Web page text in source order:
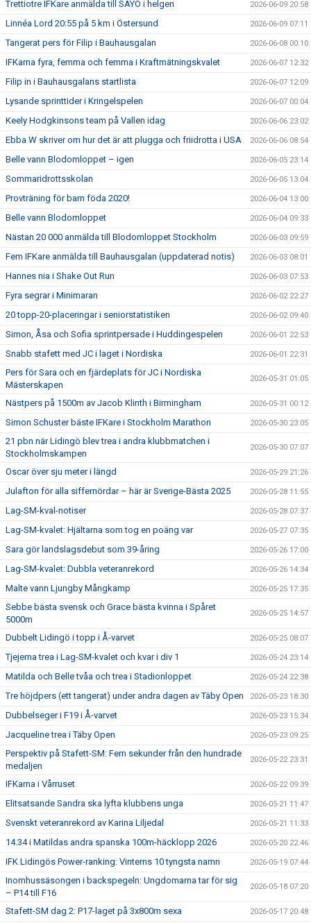
Trettiotre IFKare anmälda till SAYO i helgen 2026-06-09 20:58
Linnéa Lord 20:55 på 5 km i Östersund 2026-06-09 07:11
Tangerat pers för Filip i Bauhausgalan 2026-06-08 00:10
IFKarna fyra, femma och femma i Kraftmätningskvalet 2026-06-07 12:32
Filip in i Bauhausgalans startlista 2026-06-07 12:09
Lysande sprinttider i Kringelspelen 2026-06-07 00:04
Keely Hodgkinsons team på Vallen idag 2026-06-06 23:02
Ebba W skriver om hur det är att plugga och friidrotta i USA 2026-06-06 08:54
Belle vann Blodomloppet – igen 2026-06-05 23:14
Sommaridrottsskolan 2026-06-05 13:04
Provträning för barn föda 2020! 2026-06-04 13:00
Belle vann Blodomloppet 2026-06-04 09:33
Nästan 20 000 anmälda till Blodomloppet Stockholm 2026-06-03 09:59
Fem IFKare anmälda till Bauhausgalan (uppdaterad notis) 2026-06-03 08:01
Hannes nia i Shake Out Run 2026-06-03 07:53
Fyra segrar i Minimaran 2026-06-02 22:27
20 topp-20-placeringar i seniorstatistiken 2026-06-02 09:40
Simon, Åsa och Sofia sprintpersade i Huddingespelen 2026-06-01 22:53
Snabb stafett med JC i laget i Nordiska 2026-06-01 22:31
Pers för Sara och en fjärdeplats för JC i Nordiska
Mästerskapen
2026-05-31 01:05
Nästpers på 1500m av Jacob Klinth i Birmingham 2026-05-31 00:12
Simon Schuster bäste IFKare i Stockholm Marathon 2026-05-30 23:05
21 pbn när Lidingö blev trea i andra klubbmatchen i
Stockholmskampen
2026-05-30 07:07
Oscar över sju meter i längd 2026-05-29 21:26
Julafton för alla siffernördar – här är Sverige-Bästa 2025 2026-05-28 11:55
Lag-SM-kval-notiser 2026-05-28 07:37
Lag-SM-kvalet: Hjältarna som tog en poäng var 2026-05-27 07:35
Sara gör landslagsdebut som 39-åring 2026-05-26 17:00
Lag-SM-kvalet: Dubbla veteranrekord 2026-05-26 14:34
Malte vann Ljungby Mångkamp 2026-05-25 17:35
Sebbe bästa svensk och Grace bästa kvinna i Spåret
5000m
2026-05-25 14:57
Dubbelt Lidingö i topp i Å-varvet 2026-05-25 08:07
Tjejerna trea i Lag-SM-kvalet och kvar i div 1 2026-05-24 23:14
Matilda och Belle tvåa och trea i Stadionloppet 2026-05-24 22:38
Tre höjdpers (ett tangerat) under andra dagen av Täby Open 2026-05-23 18:30
Dubbelseger i F19 i Å-varvet 2026-05-23 15:34
Jacqueline trea i Täby Open 2026-05-23 09:25
Perspektiv på Stafett-SM: Fem sekunder från den hundrade
medaljen
2026-05-22 23:31
IFKarna i Vårruset 2026-05-22 09:39
Elitsatsande Sandra ska lyfta klubbens unga 2026-05-21 11:47
Svenskt veteranrekord av Karina Liljedal 2026-05-21 11:33
14.34 i Matildas andra spanska 100m-häcklopp 2026 2026-05-20 22:46
IFK Lidingös Power-ranking: Vinterns 10 tyngsta namn 2026-05-19 07:44
Inomhussäsongen i backspegeln: Ungdomarna tar för sig
– P14 till F16
2026-05-18 07:20
Stafett-SM dag 2: P17-laget på 3x800m sexa 2026-05-17 20:48